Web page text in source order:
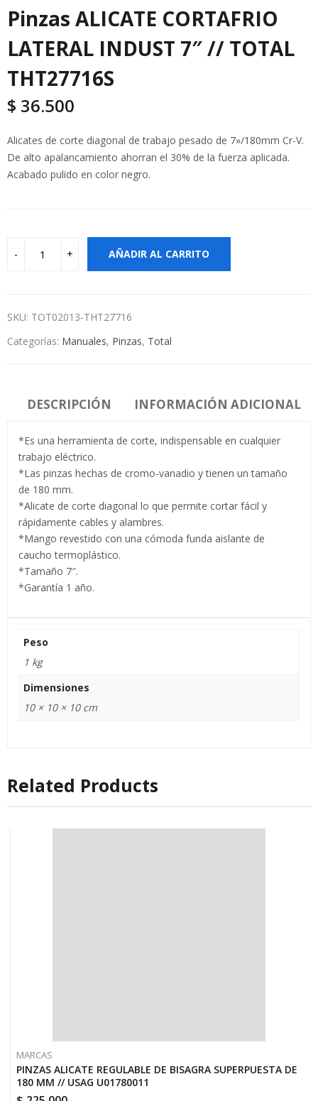
Pinzas ALICATE CORTAFRIO
LATERAL INDUST 7″ // TOTAL
THT27716S
$ 36.500
Alicates de corte diagonal de trabajo pesado de 7»/180mm Cr-V.
De alto apalancamiento ahorran el 30% de la fuerza aplicada.
Acabado pulido en color negro.
AÑADIR AL CARRITO
SKU: TOT02013-THT27716
Categorías: Manuales, Pinzas, Total
DESCRIPCIÓN INFORMACIÓN ADICIONAL
*Es una herramienta de corte, indispensable en cualquier
trabajo eléctrico.
*Las pinzas hechas de cromo-vanadio y tienen un tamaño
de 180 mm.
*Alicate de corte diagonal lo que permite cortar fácil y
rápidamente cables y alambres.
*Mango revestido con una cómoda funda aislante de
caucho termoplástico.
*Tamaño 7″.
*Garantía 1 año.
Peso
1 kg
Dimensiones
10 × 10 × 10 cm
Related Products
MARCAS
PINZAS ALICATE REGULABLE DE BISAGRA SUPERPUESTA DE
180 MM // USAG U01780011